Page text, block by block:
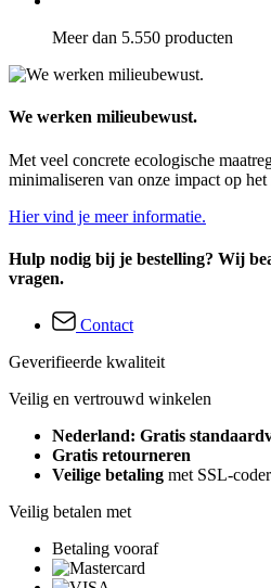
Meer dan 5.550 producten
We werken milieubewust.
Met veel concrete ecologische
minimaliseren van onze impact op
Hier vind je meer informatie.
Hulp nodig bij je bestelling? Wij
vragen.
Contact
Geverifieerde kwaliteit
Veilig en vertrouwd winkelen
Nederland: Gratis
Gratis retourneren
Veilige betaling met SSL-
Veilig betalen met
Betaling vooraf